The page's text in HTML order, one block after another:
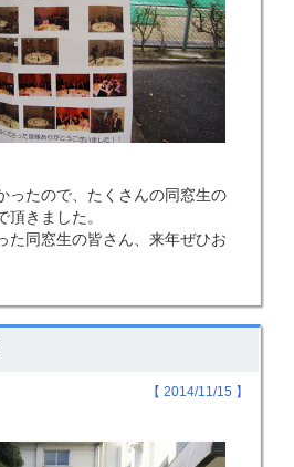
ったので、たくさんの同窓生の
頂きました。
た同窓生の皆さん、来年ぜひお
【 2014/11/15 】